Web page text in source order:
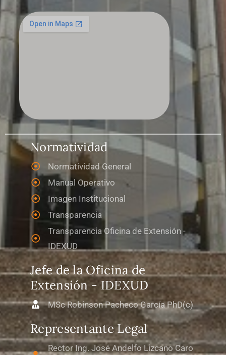
Normatividad
Normatividad General
Manual Operativo
Imagen Institucional
Transparencia
Transparencia Oficina de Extensión -
IDEXUD
Jefe de la Oficina de
Extensión - IDEXUD
MSc Robinson Pacheco García PhD(c)
Representante Legal
Rector Ing. José Andelfo Lizcano Caro